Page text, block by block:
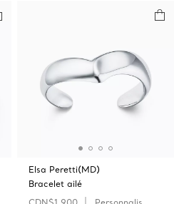
Elsa Peretti(MD)
Bracelet ailé